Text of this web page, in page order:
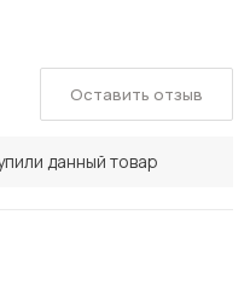
данный товар
Оставить отзыв